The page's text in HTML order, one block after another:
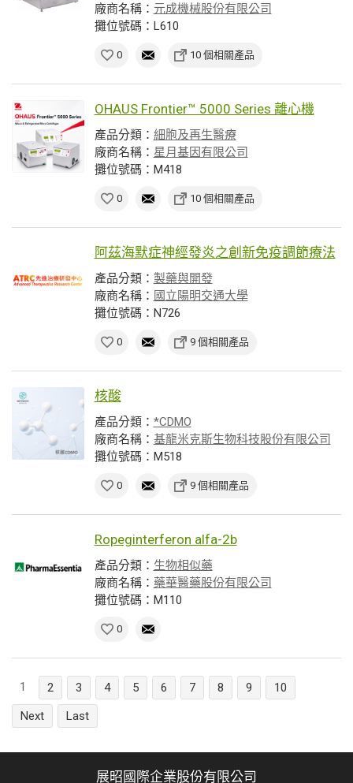
廠商名稱： 元成機械股份有限公司
攤位號碼：L610
0 10 個相關產品
OHAUS Frontier™ 5000 Series 離心機
產品分類： 細胞及再生醫療
廠商名稱： 星月基因有限公司
攤位號碼：M418
0 10 個相關產品
阿茲海默症神經發炎之創新免疫調節療法
產品分類： 製藥與開發
廠商名稱： 國立陽明交通大學
攤位號碼：N726
0 9 個相關產品
核酸
產品分類： *CDMO
廠商名稱： 基龍米克斯生物科技股份有限公司
攤位號碼：M518
0 9 個相關產品
Ropeginterferon alfa-2b
產品分類： 生物相似藥
廠商名稱： 藥華醫藥股份有限公司
攤位號碼：M110
0
1 2 3 4 5 6 7 8 9
10
Next
Last
展昭國際企業股份有限公司